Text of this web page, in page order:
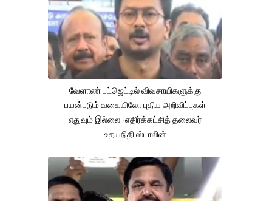
வேளாண் பட்ஜெட்டில் விவசாயிகளுக்கு
பயன்படும் வகையிலோ புதிய அறிவிப்புகள்
எதுவும் இல்லை -எதிர்க்கட்சித் தலைவர்
உதயநிதி ஸ்டாலின்